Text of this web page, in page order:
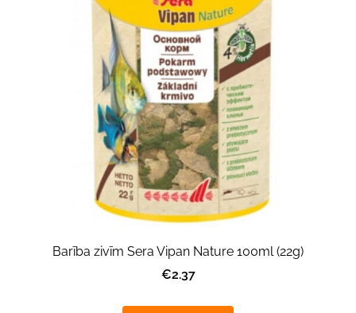
Barība zivīm Sera Vipan Nature 100ml (22g)
€2.37